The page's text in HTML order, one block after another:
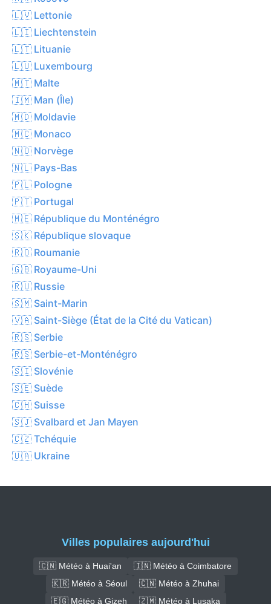
🇱🇻 Lettonie
🇱🇮 Liechtenstein
🇱🇹 Lituanie
🇱🇺 Luxembourg
🇲🇹 Malte
🇮🇲 Man (Île)
🇲🇩 Moldavie
🇲🇨 Monaco
🇳🇴 Norvège
🇳🇱 Pays-Bas
🇵🇱 Pologne
🇵🇹 Portugal
🇲🇪 République du Monténégro
🇸🇰 République slovaque
🇷🇴 Roumanie
🇬🇧 Royaume-Uni
🇷🇺 Russie
🇸🇲 Saint-Marin
🇻🇦 Saint-Siège (État de la Cité du Vatican)
🇷🇸 Serbie
🇷🇸 Serbie-et-Monténégro
🇸🇮 Slovénie
🇸🇪 Suède
🇨🇭 Suisse
🇸🇯 Svalbard et Jan Mayen
🇨🇿 Tchéquie
🇺🇦 Ukraine
Villes populaires aujourd'hui
🇨🇳 Météo à Huai'an
🇮🇳 Météo à Coimbatore
🇰🇷 Météo à Séoul
🇨🇳 Météo à Zhuhai
🇪🇬 Météo à Gizeh
🇿🇲 Météo à Lusaka